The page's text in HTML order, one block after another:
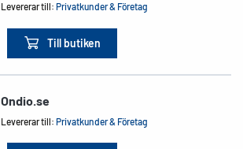
Levererar till:Privatkunder & Företag
Till butiken
Ondio.se
Levererar till:Privatkunder & Företag